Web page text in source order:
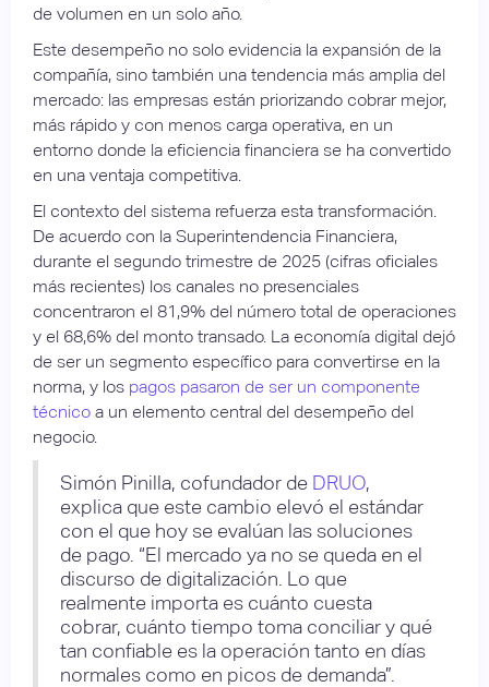
de volumen en un solo año.
Este desempeño no solo evidencia la expansión de la
compañía, sino también una tendencia más amplia del
mercado: las empresas están priorizando cobrar mejor,
más rápido y con menos carga operativa, en un
entorno donde la eficiencia financiera se ha convertido
en una ventaja competitiva.
El contexto del sistema refuerza esta transformación.
De acuerdo con la Superintendencia Financiera,
durante el segundo trimestre de 2025 (cifras oficiales
más recientes) los canales no presenciales
concentraron el 81,9% del número total de operaciones
y el 68,6% del monto transado. La economía digital dejó
de ser un segmento específico para convertirse en la
norma, y los pagos pasaron de ser un componente
técnico a un elemento central del desempeño del
negocio.
Simón Pinilla, cofundador de DRUO,
explica que este cambio elevó el estándar
con el que hoy se evalúan las soluciones
de pago. “El mercado ya no se queda en el
discurso de digitalización. Lo que
realmente importa es cuánto cuesta
cobrar, cuánto tiempo toma conciliar y qué
tan confiable es la operación tanto en días
normales como en picos de demanda”.